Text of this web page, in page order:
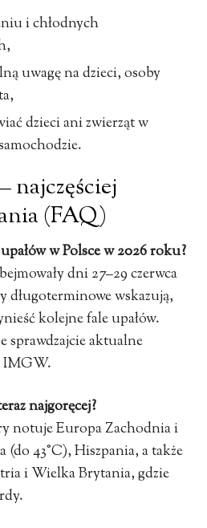
i chłodnych
uwagę na dzieci, osoby
dzieci ani zwierząt w
najczęściej
(FAQ)
w Polsce w 2026 roku?
dni 27–29 czerwca
długoterminowe wskazują,
kolejne fale upałów.
sprawdzajcie aktualne
IMGW.
najgoręcej?
notuje Europa Zachodnia i
43°C), Hiszpania, a także
i Wielka Brytania, gdzie